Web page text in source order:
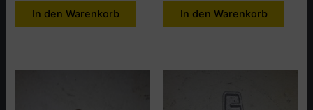
In den Warenkorb In den Warenkorb